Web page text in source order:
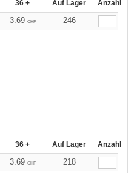
36 + Auf Lager Anzahl
3.69 CHF 246
36 + Auf Lager Anzahl
3.69 CHF 218